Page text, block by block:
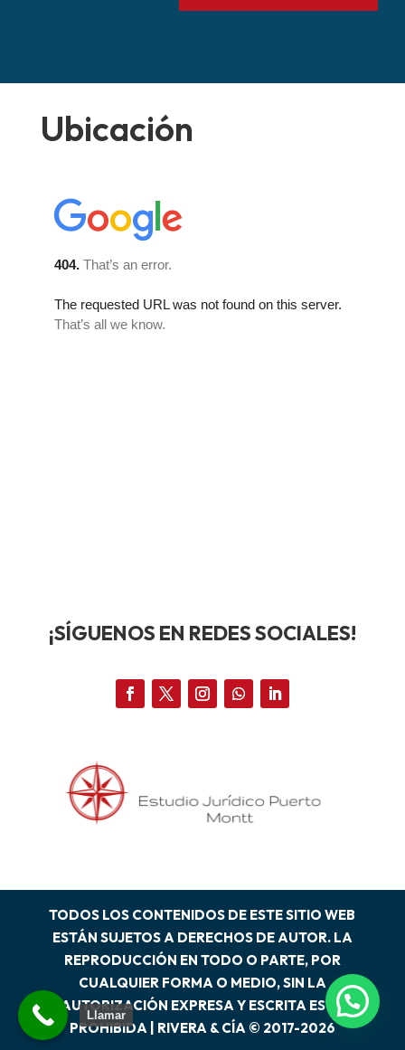
Ubicación
¡SÍGUENOS EN REDES SOCIALES!
TODOS LOS CONTENIDOS DE ESTE SITIO WEB
ESTÁN SUJETOS A DERECHOS DE AUTOR. LA
REPRODUCCIÓN EN TODO O PARTE, POR
CUALQUIER FORMA O MEDIO, SIN LA
AUTORIZACIÓN EXPRESA Y ESCRITA ESTÁ
PROHIBIDA | RIVERA & CÍA © 2017-2026
WhatsApp
Llamar